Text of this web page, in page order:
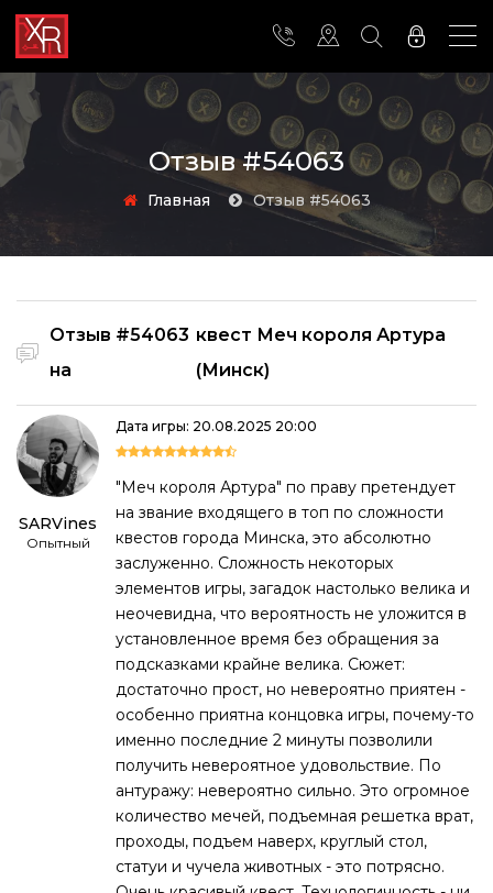
Отзыв #54063
Главная Отзыв #54063
Отзыв #54063
на
квест Меч короля Артура
(Минск)
SARVines
Опытный
Дата игры: 20.08.2025 20:00
"Меч короля Артура" по праву претендует
на звание входящего в топ по сложности
квестов города Минска, это абсолютно
заслуженно. Сложность некоторых
элементов игры, загадок настолько велика и
неочевидна, что вероятность не уложится в
установленное время без обращения за
подсказками крайне велика. Сюжет:
достаточно прост, но невероятно приятен -
особенно приятна концовка игры, почему-то
именно последние 2 минуты позволили
получить невероятное удовольствие. По
антуражу: невероятно сильно. Это огромное
количество мечей, подъемная решетка врат,
проходы, подъем наверх, круглый стол,
статуи и чучела животных - это потрясно.